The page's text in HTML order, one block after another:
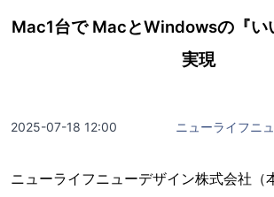
Mac1台で MacとWindowsの『い
実現
2025-07-18 12:00 ニューライフニ
ニューライフニューデザイン株式会社（